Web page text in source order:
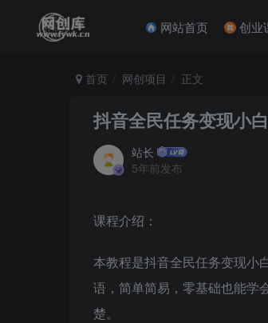
网站首页 创业
首页 网创项目 正文
抖音全民任务变现小
站长
5年前发布
课程介绍：
本教程是抖音全民任务变现小
语，简单简易，零基础也能学
楚。